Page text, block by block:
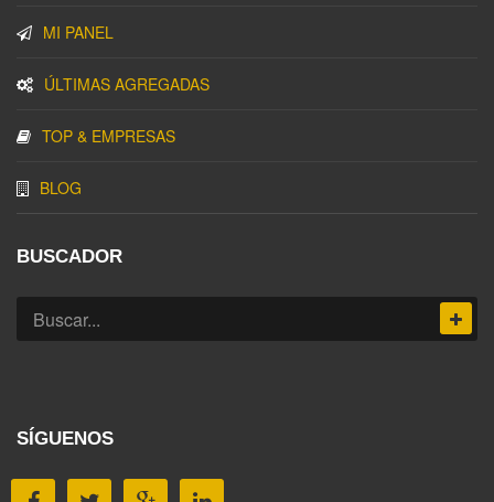
MI PANEL
ÚLTIMAS AGREGADAS
TOP & EMPRESAS
BLOG
BUSCADOR
SÍGUENOS